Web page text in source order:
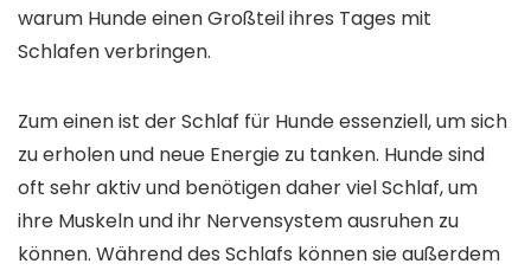
warum Hunde einen Großteil ihres Tages mit
Schlafen verbringen.
Zum einen ist der Schlaf für Hunde essenziell, um sich
zu erholen und neue Energie zu tanken. Hunde sind
oft sehr aktiv und benötigen daher viel Schlaf, um
ihre Muskeln und ihr Nervensystem ausruhen zu
können. Während des Schlafs können sie außerdem